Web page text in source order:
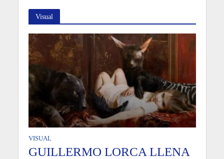
Visual
VISUAL
GUILLERMO LORCA LLENA